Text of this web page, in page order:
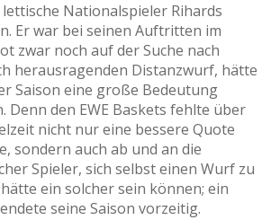
Nationalspieler Rihards
Er war bei seinen Auftritten im
zwar noch auf der Suche nach
herausragenden Distanzwurf, hätte
Saison eine große Bedeutung
Denn den EWE Baskets fehlte über
nicht nur eine bessere Quote
sondern auch ab und an die
Spieler, sich selbst einen Wurf zu
ein solcher sein können; ein
seine Saison vorzeitig.